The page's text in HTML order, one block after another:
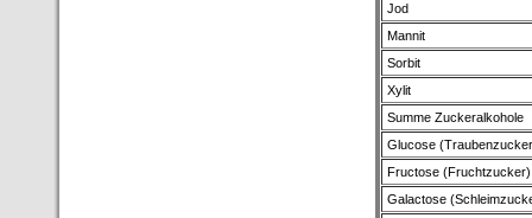
Jod
Mannit
Sorbit
Xylit
Summe Zuckeralkohole
Glucose
Fructose (Fruchtzucker)
Galactose